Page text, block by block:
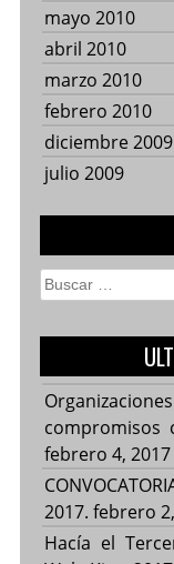
mayo 2010
abril 2010
marzo 2010
febrero 2010
diciembre 2009
julio 2009
Buscar:
compromisos
febrero 4, 2017
2017. febrero
Hacía el